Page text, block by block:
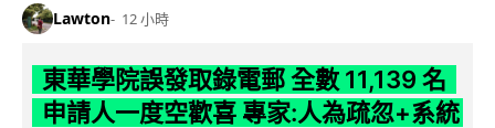
Lawton 12 小時
東華學院誤發取錄電郵 全數 11,139 名
申請人一度空歡喜 專家:人為疏忽+系統